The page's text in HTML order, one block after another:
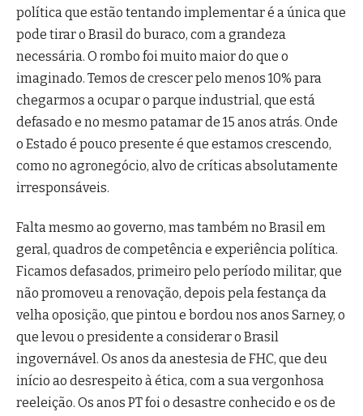
política que estão tentando implementar é a única que
pode tirar o Brasil do buraco, com a grandeza
necessária. O rombo foi muito maior do que o
imaginado. Temos de crescer pelo menos 10% para
chegarmos a ocupar o parque industrial, que está
defasado e no mesmo patamar de 15 anos atrás. Onde
o Estado é pouco presente é que estamos crescendo,
como no agronegócio, alvo de críticas absolutamente
irresponsáveis.
Falta mesmo ao governo, mas também no Brasil em
geral, quadros de competência e experiência política.
Ficamos defasados, primeiro pelo período militar, que
não promoveu a renovação, depois pela festança da
velha oposição, que pintou e bordou nos anos Sarney, o
que levou o presidente a considerar o Brasil
ingovernável. Os anos da anestesia de FHC, que deu
início ao desrespeito à ética, com a sua vergonhosa
reeleição. Os anos PT foi o desastre conhecido e os de